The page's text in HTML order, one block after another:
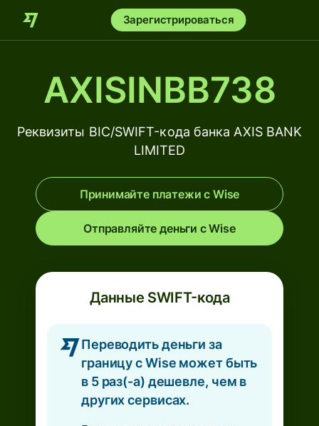
Зарегистрироваться
AXISINBB738
Реквизиты BIC/SWIFT-кода банка AXIS BANK
LIMITED
Принимайте платежи с Wise
Отправляйте деньги с Wise
Данные SWIFT-кода
Переводить деньги за
границу с Wise может быть
в 5 раз(-а) дешевле, чем в
других сервисах.